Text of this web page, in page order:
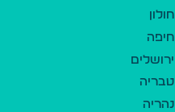
חולון
חיפה
ירושלים
טבריה
נהריה